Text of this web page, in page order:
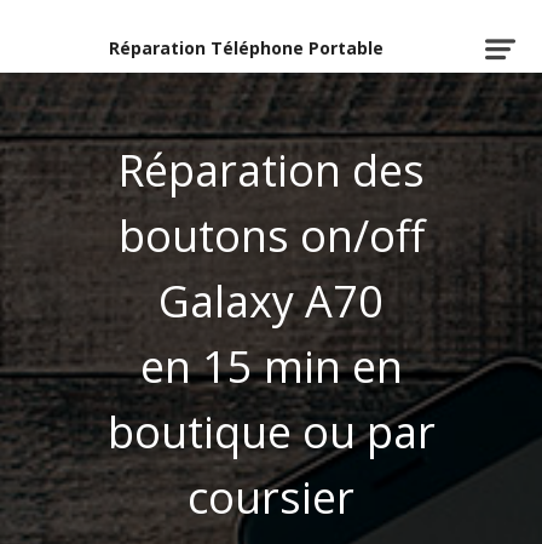
Réparation Téléphone Portable
Réparation des
boutons on/off
Galaxy A70
en 15 min en
boutique ou par
coursier